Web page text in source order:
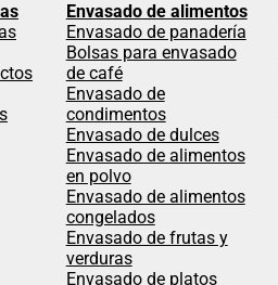
Envasado de alimentos
Envasado de panadería
Bolsas para envasado
de café
Envasado de
condimentos
Envasado de dulces
Envasado de alimentos
en polvo
Envasado de alimentos
congelados
Envasado de frutas y
verduras
Envasado de platos